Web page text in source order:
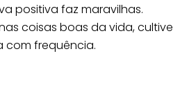
positiva faz maravilhas.
coisas boas da vida, cultive
com frequência.